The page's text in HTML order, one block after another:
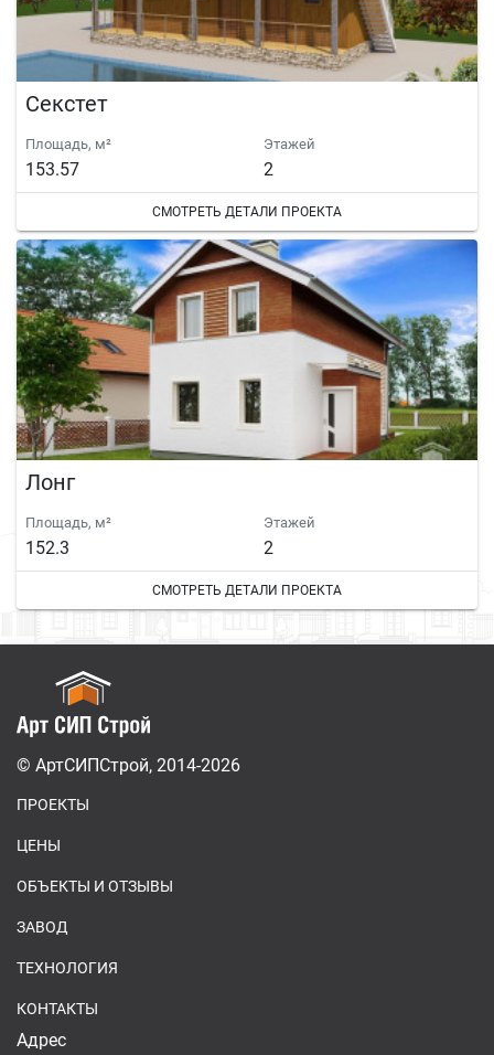
Секстет
Площадь, м²
153.57
Этажей
2
СМОТРЕТЬ ДЕТАЛИ ПРОЕКТА
Лонг
Площадь, м²
152.3
Этажей
2
СМОТРЕТЬ ДЕТАЛИ ПРОЕКТА
© АртСИПСтрой, 2014-2026
ПРОЕКТЫ
ЦЕНЫ
ОБЪЕКТЫ И ОТЗЫВЫ
ЗАВОД
ТЕХНОЛОГИЯ
КОНТАКТЫ
Адрес